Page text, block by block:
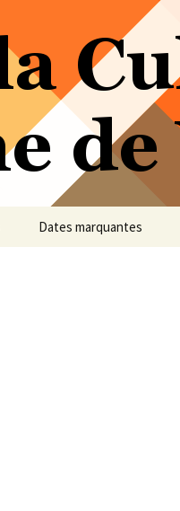
Dates marquantes